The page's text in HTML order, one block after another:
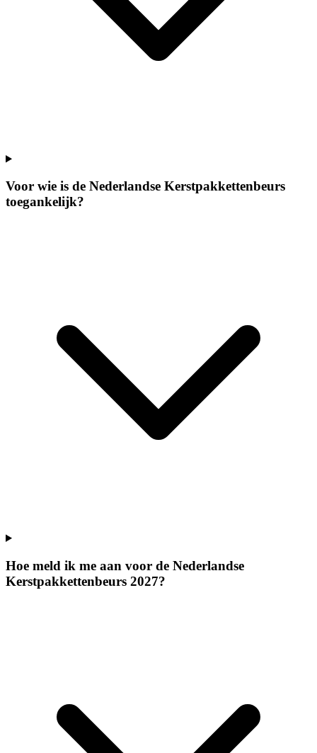
Voor wie is de Nederlandse Kerstpakkettenbeurs
toegankelijk?
Hoe meld ik me aan voor de Nederlandse
Kerstpakkettenbeurs 2027?